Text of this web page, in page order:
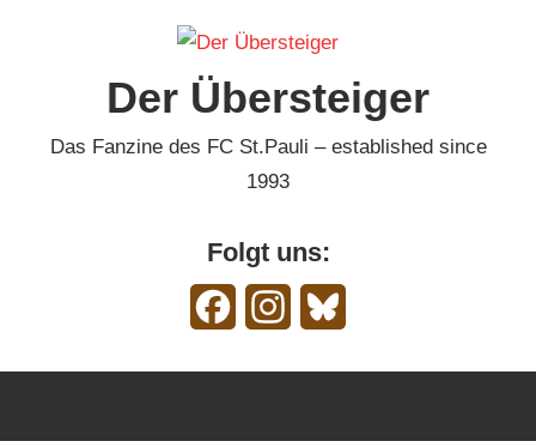
Der Übersteiger
Das Fanzine des FC St.Pauli – established since
1993
Folgt uns:
FacebookInstagram